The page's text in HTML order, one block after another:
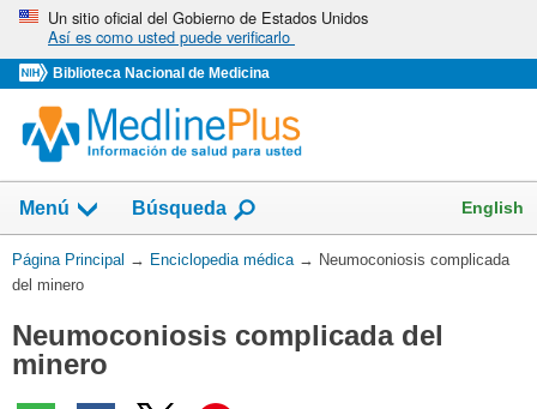
Omita
vaya
al
Contenido
Un sitio oficial del Gobierno de Estados Unidos
Así es como usted puede verificarlo
Biblioteca Nacional de Medicina
Menú Búsqueda English
Usted
está
Página Principal → Enciclopedia médica → Neumoconiosis complicada
del minero
Neumoconiosis complicada del
minero